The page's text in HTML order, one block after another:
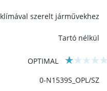
klímával szerelt járművekhez
Tartó nélkül
OPTIMAL
0-N1539S_OPL/SZ